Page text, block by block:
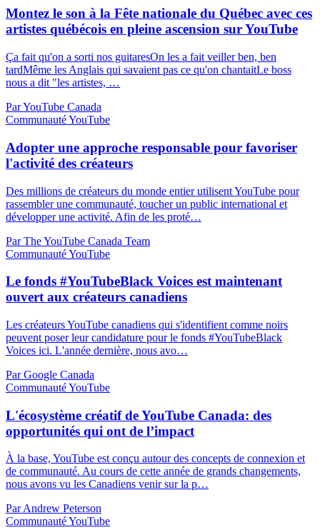
Montez le son à la Fête nationale du Québec avec ces
artistes québécois en pleine ascension sur YouTube
Ça fait qu'on a sorti nos guitaresOn les a fait veiller ben, ben
tardMême les Anglais qui savaient pas ce qu'on chantaitLe boss
nous a dit "les artistes, …
Par YouTube Canada
Communauté YouTube
Adopter une approche responsable pour favoriser
l'activité des créateurs
Des millions de créateurs du monde entier utilisent YouTube pour
rassembler une communauté, toucher un public international et
développer une activité. Afin de les proté…
Par The YouTube Canada Team
Communauté YouTube
Le fonds #YouTubeBlack Voices est maintenant
ouvert aux créateurs canadiens
Les créateurs YouTube canadiens qui s'identifient comme noirs
peuvent poser leur candidature pour le fonds #YouTubeBlack
Voices ici. L'année dernière, nous avo…
Par Google Canada
Communauté YouTube
L'écosystème créatif de YouTube Canada: des
opportunités qui ont de l’impact
À la base, YouTube est conçu autour des concepts de connexion et
de communauté. Au cours de cette année de grands changements,
nous avons vu les Canadiens venir sur la p…
Par Andrew Peterson
Communauté YouTube